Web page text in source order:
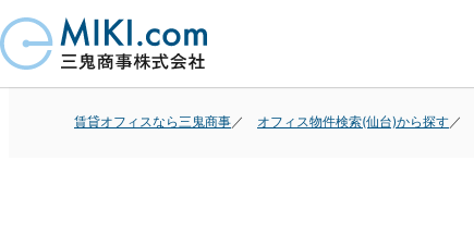
賃貸オフィスなら三鬼商事 オフィス物件検索(仙台)から探す